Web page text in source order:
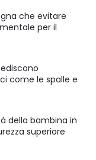
che evitare
per il
come le spalle e
della bambina in
superiore